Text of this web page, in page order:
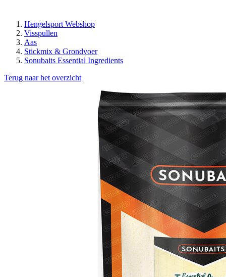
Hengelsport Webshop
Visspullen
Aas
Stickmix & Grondvoer
Sonubaits Essential Ingredients
Terug naar het overzicht